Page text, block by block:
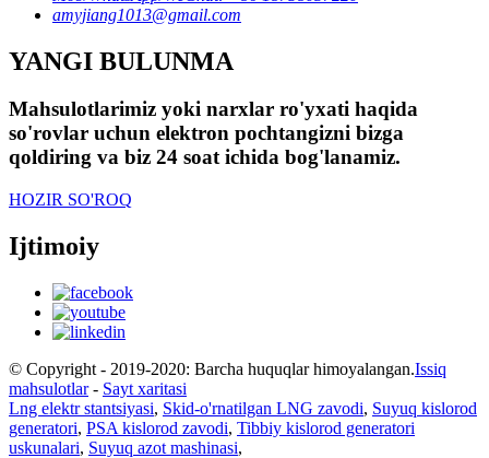
amyjiang1013@gmail.com
YANGI BULUNMA
Mahsulotlarimiz yoki narxlar ro'yxati haqida
so'rovlar uchun elektron pochtangizni bizga
qoldiring va biz 24 soat ichida bog'lanamiz.
HOZIR SO'ROQ
Ijtimoiy
© Copyright - 2019-2020: Barcha huquqlar himoyalangan.Issiq
mahsulotlar- Sayt xaritasi
Lng elektr stantsiyasi, Skid-o'rnatilgan LNG zavodi, Suyuq kislorod
generatori, PSA kislorod zavodi, Tibbiy kislorod generatori
uskunalari, Suyuq azot mashinasi,